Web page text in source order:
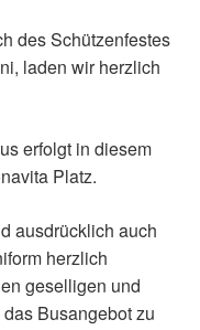
des Schützenfestes
laden wir herzlich
erfolgt in diesem
Platz.
ausdrücklich auch
herzlich
geselligen und
Busangebot zu